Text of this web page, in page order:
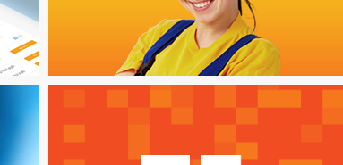
Смотреть кейс
Интернет магазин
товаров для спорта